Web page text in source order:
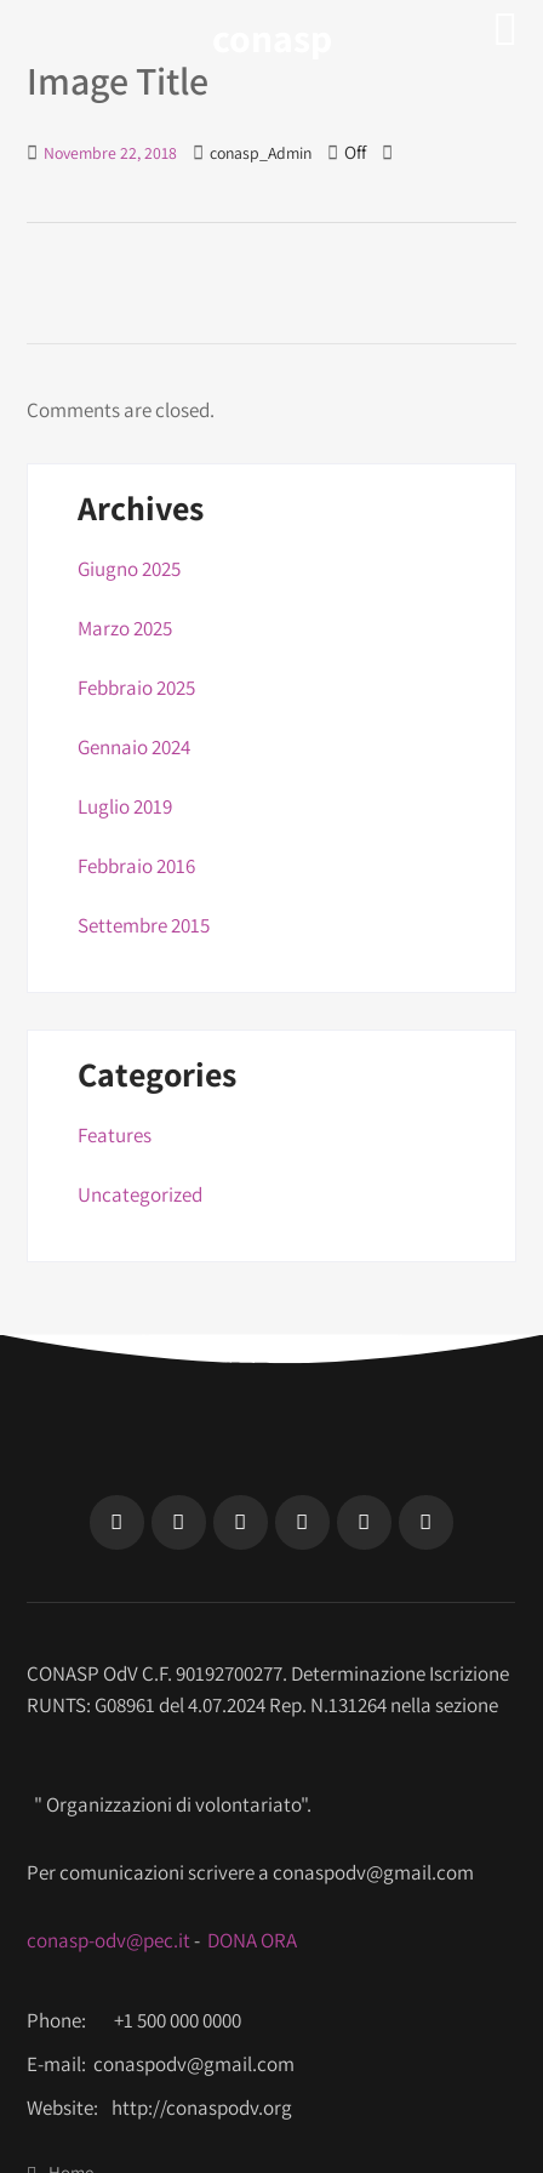
Image Title
Novembre 22, 2018 conasp_Admin Off
Comments are closed.
Archives
Giugno 2025
Marzo 2025
Febbraio 2025
Gennaio 2024
Luglio 2019
Febbraio 2016
Settembre 2015
Categories
Features
Uncategorized
CONASP OdV C.F. 90192700277. Determinazione Iscrizione
RUNTS: G08961 del 4.07.2024 Rep. N.131264 nella sezione
" Organizzazioni di volontariato".
Per comunicazioni scrivere a conaspodv@gmail.com
conasp-odv@pec.it- DONA ORA
Phone:
+1 500 000 0000
E-mail:conaspodv@gmail.com
Website: http://conaspodv.org